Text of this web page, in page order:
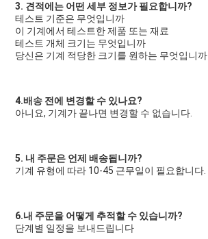
3. 견적에는 어떤 세부 정보가 필요합니까?
테스트 기준은 무엇입니까
이 기계에서 테스트한 제품 또는 재료
테스트 개체 크기는 무엇입니까
당신은 기계 적당한 크기를 원하는 무엇입니까
4.배송 전에 변경할 수 있나요?
아니요, 기계가 끝나면 변경할 수 없습니다.
5. 내 주문은 언제 배송됩니까?
기계 유형에 따라 10-45 근무일이 필요합니다.
6.내 주문을 어떻게 추적할 수 있습니까?
단계별 일정을 보내드립니다